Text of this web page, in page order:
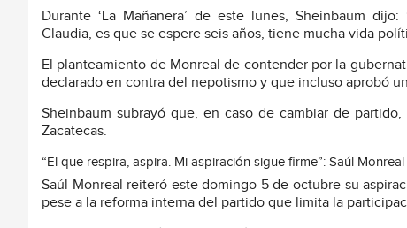
Durante ‘La Mañanera’ de este lunes, Sheinbaum
Claudia, es que se espere seis años, tiene mucha vida
El planteamiento de Monreal de contender por la
declarado en contra del nepotismo y que incluso aprobó
Sheinbaum subrayó que, en caso de cambiar de
Zacatecas.
“El que respira, aspira. Mi aspiración sigue firme”: Saúl Monreal
Saúl Monreal reiteró este domingo 5 de octubre su
pese a la reforma interna del partido que limita la